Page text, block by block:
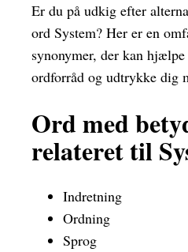
Er du på udkig efter
ord System? Her er en
synonymer, der kan
ordforråd og udtrykke dig
Ord med
relateret til
Indretning
Ordning
Sprog